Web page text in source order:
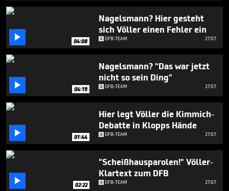
 04:08
Nagelsmann? Hier gesteht
sich Völler einen Fehler ein
DFB-TEAM 27.07.
 04:19
Nagelsmann? "Das war jetzt
nicht so sein Ding"
DFB-TEAM 27.07.
 01:44
Hier legt Völler die Kimmich-
Debatte in Klopps Hände
DFB-TEAM 27.07.
 02:22
"Scheißhausparolen!" Völler-
Klartext zum DFB
DFB-TEAM 27.07.